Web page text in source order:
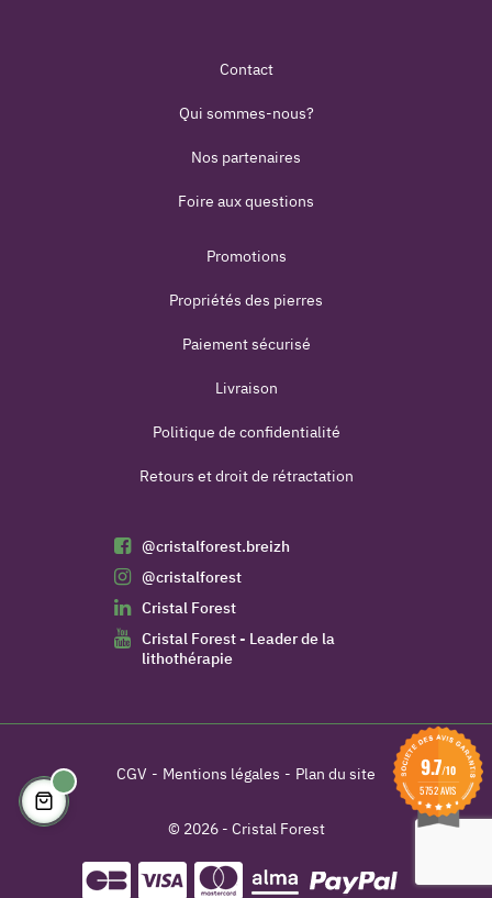
(5 avis)
Contact
Qui sommes-nous?
Nos partenaires
Foire aux questions
Promotions
Propriétés des pierres
Paiement sécurisé
Livraison
Politique de confidentialité
Retours et droit de rétractation
@cristalforest.breizh
@cristalforest
Cristal Forest
Cristal Forest - Leader de la
lithothérapie
CGV Mentions légales Plan du site
© 2026 - Cristal Forest
9.7/10
5752 AVIS